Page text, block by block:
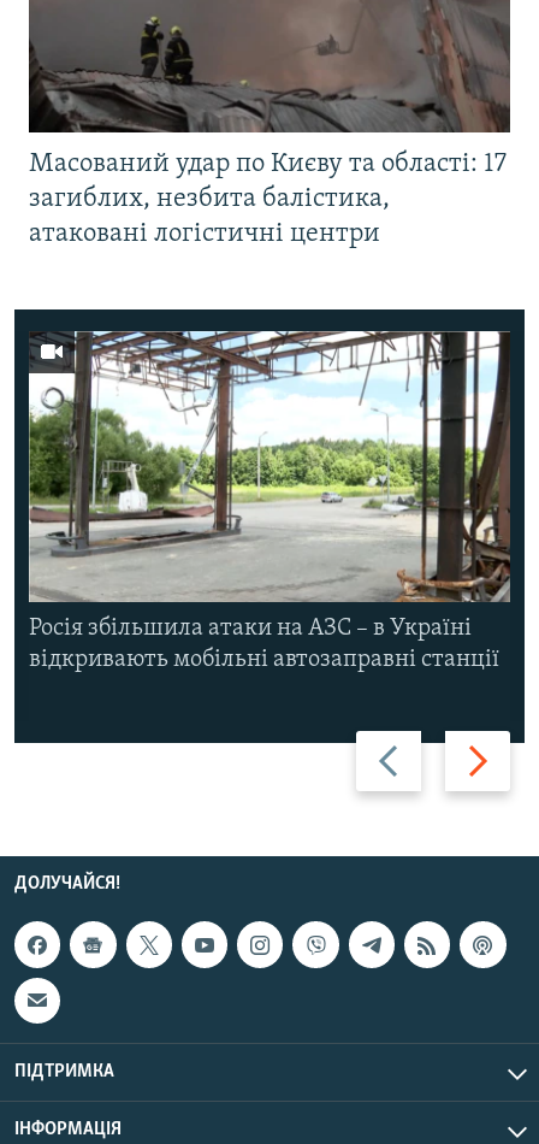
Масований удар по Києву та області: 17
загиблих, незбита балістика,
атаковані логістичні центри
Назад Вперед
Росія збільшила атаки на АЗС – в Україні
відкривають мобільні автозаправні станції
ДОЛУЧАЙСЯ!
ПІДТРИМКА
ІНФОРМАЦІЯ